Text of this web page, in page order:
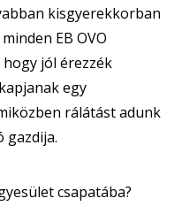
kisgyerekkorban
EB OVO
jól érezzék
egy
rálátást adunk
gazdija.
csapatába?